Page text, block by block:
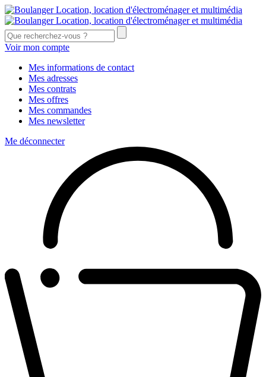
Voir mon compte
Mes informations de contact
Mes adresses
Mes contrats
Mes offres
Mes commandes
Mes newsletter
Me déconnecter